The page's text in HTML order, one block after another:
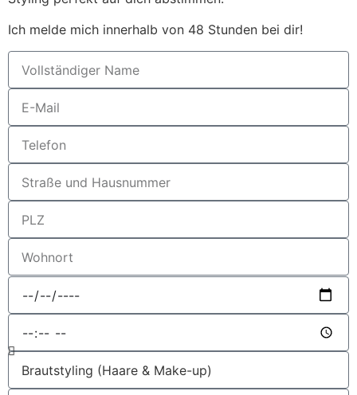
Ich melde mich innerhalb von 48 Stunden bei dir!